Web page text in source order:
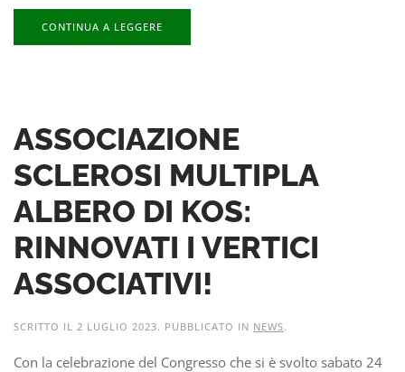
CONTINUA A LEGGERE
ASSOCIAZIONE
SCLEROSI MULTIPLA
ALBERO DI KOS:
RINNOVATI I VERTICI
ASSOCIATIVI!
SCRITTO IL 2 LUGLIO 2023. PUBBLICATO IN NEWS.
Con la celebrazione del Congresso che si è svolto sabato 24